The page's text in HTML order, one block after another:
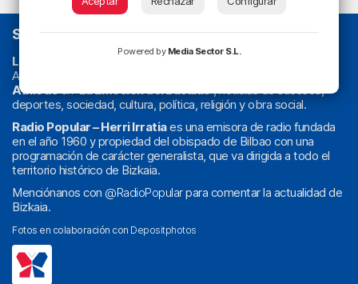
SOBRE NOSOTROS
La radio sin cadenas
. Desde 1960 haciendo radio en Bilbao.
Actualidad y
Athletic
deportes, sociedad, cultura, política, religión y obra social.
Radio Popular – Herri Irratiaes una emisora de radio fundada
en el año 1960 y propiedad del obispado de Bilbao con una
programación de carácter generalista, que va dirigida a todo el
territorio histórico de Bizkaia.
Menciónanos con @RadioPopularpara comentar la actualidad de
Bizkaia.
Fotos en colaboración con Depositphotos
Powered by Media Sector S.L.